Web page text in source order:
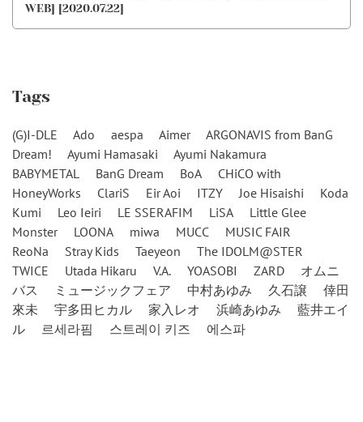
WEB] [2020.07.22]
Tags
(G)I-DLE Ado aespa Aimer
ARGONAVIS from BanG
Dream!
Ayumi Hamasaki
Ayumi Nakamura
BABYMETAL
BanG Dream BoA
CHiCO with
HoneyWorks
ClariS Eir Aoi ITZY Joe Hisaishi
Koda
Kumi
Leo Ieiri LE SSERAFIM LiSA
Little Glee
Monster
LOONA miwa MUCC
MUSIC FAIR
ReoNa
Stray Kids Taeyeon
The IDOLM@STER
TWICE
Utada Hikaru V.A. YOASOBI ZARD
オムニ
バス
ミュージックフェア 中村あゆみ 久石譲
倖田
來未
宇多田ヒカル 家入レオ 浜崎あゆみ
藍井エイ
ル
르세라핌 스트레이 키즈 에스파